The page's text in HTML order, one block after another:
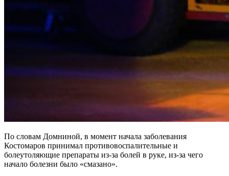
По словам Домниной, в момент начала заболевания
Костомаров принимал противовоспалительные и
болеутоляющие препараты из-за болей в руке, из-за чего
начало болезни было «смазано».